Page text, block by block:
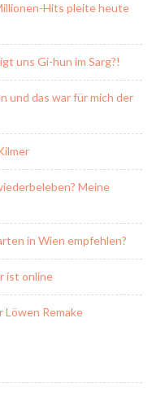
Hits pleite heute
uns Gi-hun im Sarg?!
und das war für mich der
Meine
in Wien empfehlen?
ist online
Löwen Remake